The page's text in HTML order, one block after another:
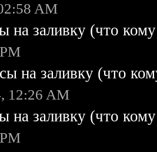
AM
на заливку (что
на заливку (что
12:26 AM
на заливку (что